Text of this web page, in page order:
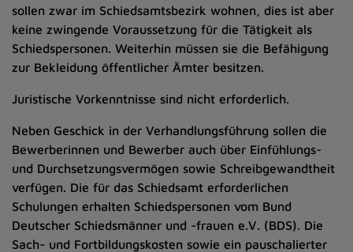
sollen zwar im Schiedsamtsbezirk wohnen, dies ist aber
keine zwingende Voraussetzung für die Tätigkeit als
Schiedspersonen. Weiterhin müssen sie die Befähigung
zur Bekleidung öffentlicher Ämter besitzen.
Juristische Vorkenntnisse sind nicht erforderlich.
Neben Geschick in der Verhandlungsführung sollen die
Bewerberinnen und Bewerber auch über Einfühlungs-
und Durchsetzungsvermögen sowie Schreibgewandtheit
verfügen. Die für das Schiedsamt erforderlichen
Schulungen erhalten Schiedspersonen vom Bund
Deutscher Schiedsmänner und -frauen e.V. (BDS). Die
Sach- und Fortbildungskosten sowie ein pauschalierter